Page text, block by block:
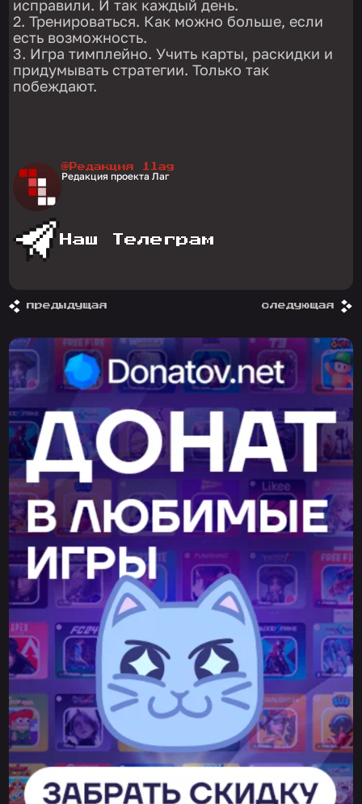
исправили. И так каждый день.
Тренироваться. Как можно больше, если
есть возможность.
Игра тимплейно. Учить карты, раскидки и
придумывать стратегии. Только так
побеждают.
@Редакция 1lag
Редакция проекта Лаг
Наш Телеграм
предыдущая следующая